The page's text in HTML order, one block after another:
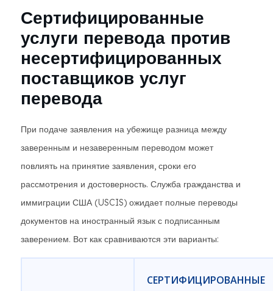
Сертифицированные
услуги перевода против
несертифицированных
поставщиков услуг
перевода
При подаче заявления на убежище разница между
заверенным и незаверенным переводом может
повлиять на принятие заявления, сроки его
рассмотрения и достоверность. Служба гражданства и
иммиграции США (USCIS) ожидает полные переводы
документов на иностранный язык с подписанным
заверением. Вот как сравниваются эти варианты:
СЕРТИФИЦИРОВАННЫЕ